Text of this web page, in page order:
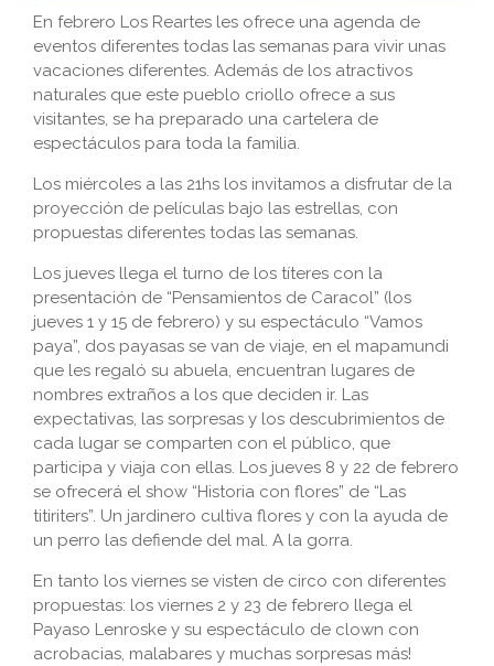
En febrero Los Reartes les ofrece una agenda de
eventos diferentes todas las semanas para vivir unas
vacaciones diferentes. Además de los atractivos
naturales que este pueblo criollo ofrece a sus
visitantes, se ha preparado una cartelera de
espectáculos para toda la familia.
Los miércoles a las 21hs los invitamos a disfrutar de la
proyección de películas bajo las estrellas, con
propuestas diferentes todas las semanas.
Los jueves llega el turno de los títeres con la
presentación de “Pensamientos de Caracol” (los
jueves 1 y 15 de febrero) y su espectáculo “Vamos
paya”, dos payasas se van de viaje, en el mapamundi
que les regaló su abuela, encuentran lugares de
nombres extraños a los que deciden ir. Las
expectativas, las sorpresas y los descubrimientos de
cada lugar se comparten con el público, que
participa y viaja con ellas. Los jueves 8 y 22 de febrero
se ofrecerá el show “Historia con flores” de “Las
titiriters”. Un jardinero cultiva flores y con la ayuda de
un perro las defiende del mal. A la gorra.
En tanto los viernes se visten de circo con diferentes
propuestas: los viernes 2 y 23 de febrero llega el
Payaso Lenroske y su espectáculo de clown con
acrobacias, malabares y muchas sorpresas más!